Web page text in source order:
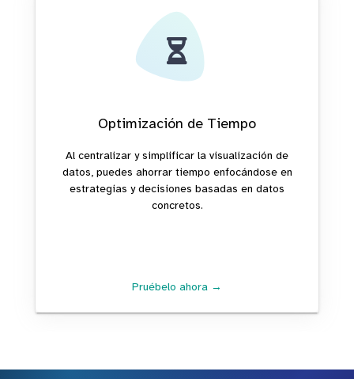
Optimización de Tiempo
Al centralizar y simplificar la visualización de
datos, puedes ahorrar tiempo enfocándose en
estrategias y decisiones basadas en datos
concretos.
Pruébelo ahora →